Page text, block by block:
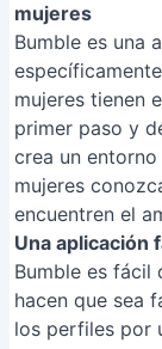
mujeres
Bumble es una
mujeres tienen
primer paso y
crea un
mujeres
encuentren el
Una aplicación
Bumble es fácil
hacen que sea
los perfiles por